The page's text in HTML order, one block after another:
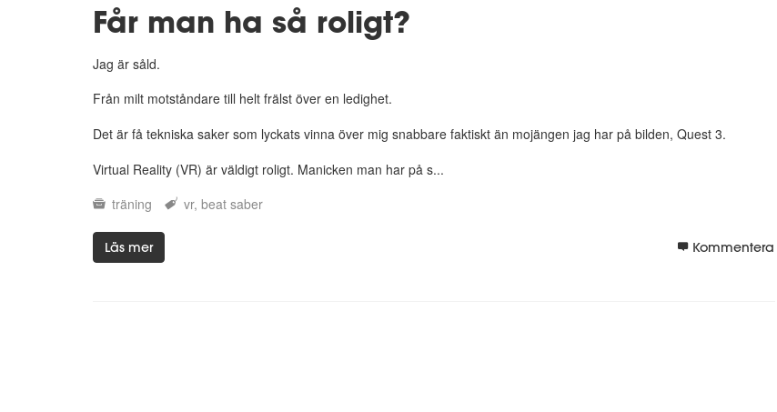
Får man ha så roligt?
Jag är såld.
Från milt motståndare till helt frälst över en ledighet.
Det är få tekniska saker som lyckats vinna över mig snabbare faktiskt än mojängen jag har på bilden, Quest 3.
Virtual Reality (VR) är väldigt roligt. Manicken man har på s...
träning
vr beat saber
Läs mer Kommentera